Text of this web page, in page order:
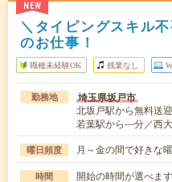
NEW
＼タイピングスキル
のお仕事！
職種未経験OK 残業なし
勤務地 埼玉県坂戸市
北坂戸駅から無料送
若葉駅から---分／西
曜日頻度 月～金の間で好きな
時間
開始の時間が選べま